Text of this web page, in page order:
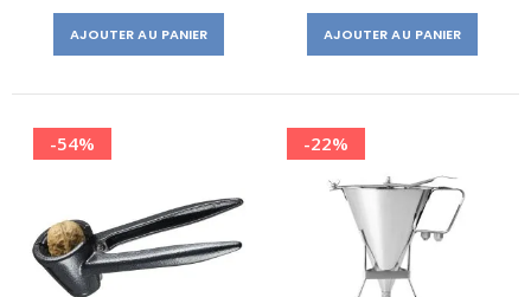
AJOUTER AU PANIER AJOUTER AU PANIER
-54% -22%